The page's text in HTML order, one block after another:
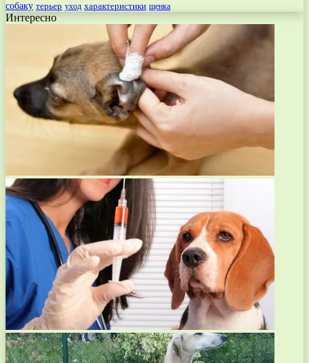
собаку терьер уход характеристики щенка
Интересно